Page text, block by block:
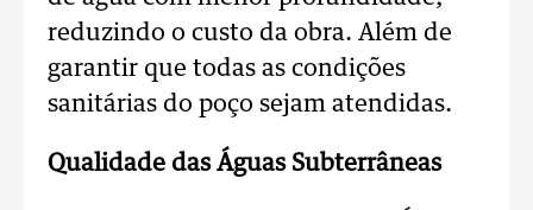
reduzindo o custo da obra. Além de
garantir que todas as condições
sanitárias do poço sejam atendidas.
Qualidade das Águas Subterrâneas